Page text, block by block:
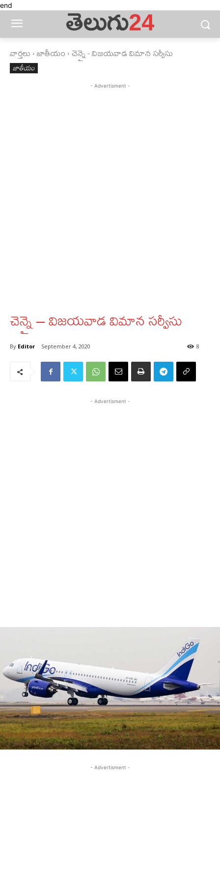
end
వార్తలు జాతీయం చెన్నై - విజయవాడ విమాన సర్వీసు
జాతీయం
- Advertisment -
చెన్నై – విజయవాడ విమాన సర్వీసు
By Editor September 4, 2020 8
- Advertisment -
- Advertisment -